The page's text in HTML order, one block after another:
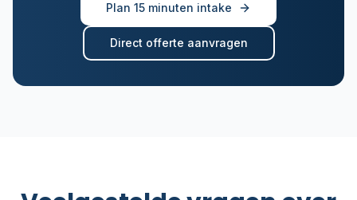
Plan 15 minuten intake
Direct offerte aanvragen